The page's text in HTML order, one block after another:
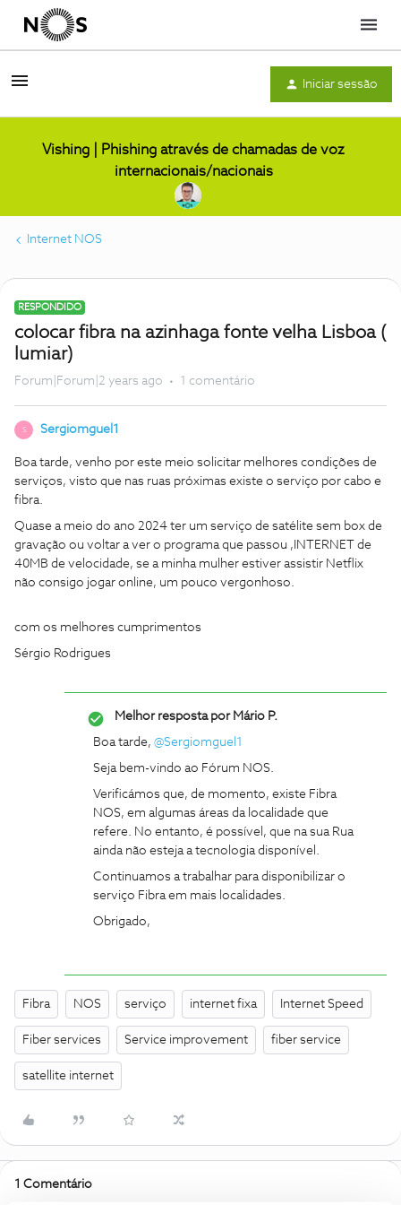
Menu
Iniciar sessão
Vishing | Phishing através de chamadas de voz
internacionais/nacionais
Internet NOS
RESPONDIDO
colocar fibra na azinhaga fonte velha Lisboa (
lumiar)
Forum|Forum|2 years ago 1 comentário
S Sergiomguel1
Boa tarde, venho por este meio solicitar melhores condições de
serviços, visto que nas ruas próximas existe o serviço por cabo e
fibra.
Quase a meio do ano 2024 ter um serviço de satélite sem box de
gravação ou voltar a ver o programa que passou ,INTERNET de
40MB de velocidade, se a minha mulher estiver assistir Netflix
não consigo jogar online, um pouco vergonhoso.
com os melhores cumprimentos
Sérgio Rodrigues
Melhor resposta porMário P.
Boa tarde, @Sergiomguel1
Seja bem-vindo ao Fórum NOS.
Verificámos que, de momento, existe Fibra
NOS, em algumas áreas da localidade que
refere. No entanto, é possível, que na sua Rua
ainda não esteja a tecnologia disponível.
Continuamos a trabalhar para disponibilizar o
serviço Fibra em mais localidades.
Obrigado,
Fibra NOS serviço internet fixa Internet Speed
Fiber services Service improvement fiber service
satellite internet
1 Comentário